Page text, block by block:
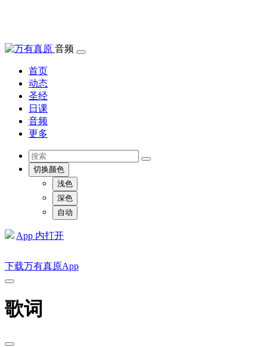
音频
首页
动态
圣经
日课
音频
更多
切换颜色
浅色
深色
自动
App 内打开
下载万有真原App
歌词